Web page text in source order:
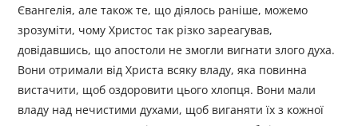
Євангелія, але також те, що діялось раніше, можемо
зрозуміти, чому Христос так різко зареагував,
довідавшись, що апостоли не змогли вигнати злого духа.
Вони отримали від Христа всяку владу, яка повинна
вистачити, щоб оздоровити цього хлопця. Вони мали
владу над нечистими духами, щоб виганяти їх з кожної